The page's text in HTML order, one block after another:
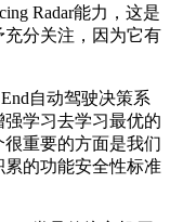
Radar能力，这是
分关注，因为它有
自动驾驶决策系
学习去学习最优的
重要的方面是我们
的功能安全性标准